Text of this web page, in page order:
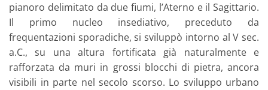
pianoro delimitato da due fiumi, l’Aterno e il Sagittario.
Il primo nucleo insediativo, preceduto da
frequentazioni sporadiche, si sviluppò intorno al V sec.
a.C., su una altura fortificata già naturalmente e
rafforzata da muri in grossi blocchi di pietra, ancora
visibili in parte nel secolo scorso. Lo sviluppo urbano